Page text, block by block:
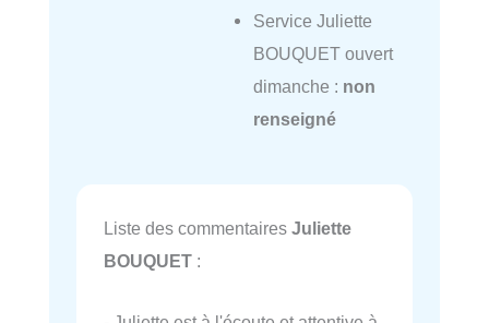
Service Juliette
BOUQUET ouvert
dimanche : non
renseigné
Liste des commentaires Juliette
BOUQUET :